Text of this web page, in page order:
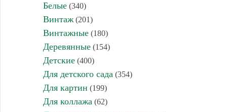
Белые(340)
Винтаж(201)
Винтажные(180)
Деревянные(154)
Детские(400)
Для детского сада (354)
Для картин (199)
Для коллажа (62)